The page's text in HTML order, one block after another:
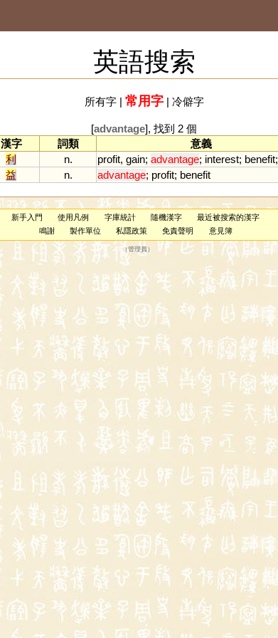
英語搜索
所有字| 常用字| 冷僻字
[advantage], 找到 2 個
漢字
詞類
意義
利
n. profit, gain; advantage; interest; benefit;
益
n. advantage; profit; benefit
新手入門 使用凡例 字庫統計 隨機漢字
最近被搜索的漢字
鳴謝
製作單位 私隱政策 免責聲明 意見簿
（管理員 ）